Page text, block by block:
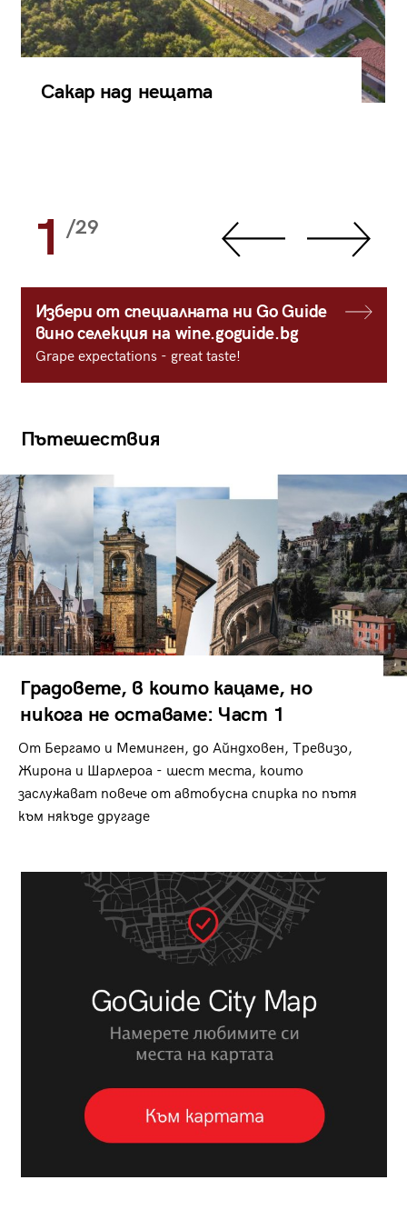
Сакар над нещата
1 /29
Избери от специалната ни Go Guide
вино селекция на wine.goguide.bg
Grape expectations - great taste!
Пътешествия
Градовете, в които кацаме, но
никога не оставаме: Част 1
От Бергамо и Меминген, до Айндховен, Тревизо,
Жирона и Шарлероа - шест места, които
заслужават повече от автобусна спирка по пътя
към някъде другаде